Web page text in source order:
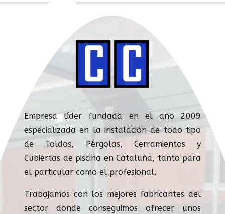
Empresa líder fundada en el año 2009
especializada en la instalación de todo tipo
de Toldos, Pérgolas, Cerramientos y
Cubiertas de piscina en Cataluña, tanto para
el particular como el profesional.
Trabajamos con los mejores fabricantes del
sector donde conseguimos ofrecer unos